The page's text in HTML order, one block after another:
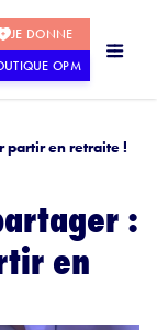
JE DONNE
OPM
partir en retraite !
:
en